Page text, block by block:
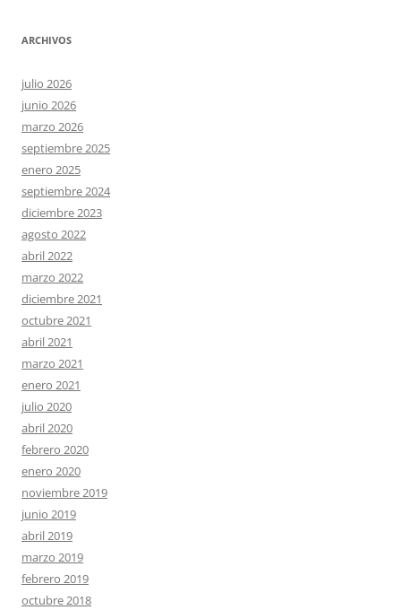
ARCHIVOS
julio 2026
junio 2026
marzo 2026
septiembre 2025
enero 2025
septiembre 2024
diciembre 2023
agosto 2022
abril 2022
marzo 2022
diciembre 2021
octubre 2021
abril 2021
marzo 2021
enero 2021
julio 2020
abril 2020
febrero 2020
enero 2020
noviembre 2019
junio 2019
abril 2019
marzo 2019
febrero 2019
octubre 2018